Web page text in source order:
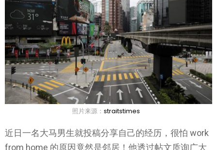
照片来源： straitstimes
近日一名大马男生就投稿分享自己的经历，很怕 work
from home 的原因竟然是邻居！他透过帖文质询广大